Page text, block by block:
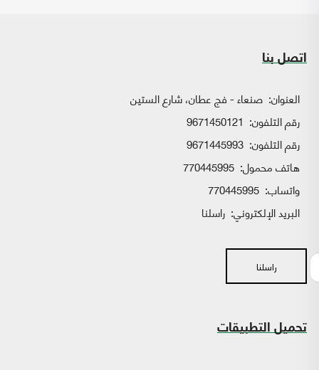
اتصل بنا
العنوان: صنعاء - فج عطان، شارع الستين
رقم التلفون: 9671450121
رقم التلفون: 9671445993
هاتف محمول: 770445995
واتساب:
البريد الإلكتروني: راسلنا
راسلنا
تحميل التطبيقات